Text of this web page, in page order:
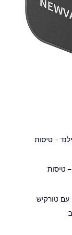
– טיסות
טיסות
עם טורקיש